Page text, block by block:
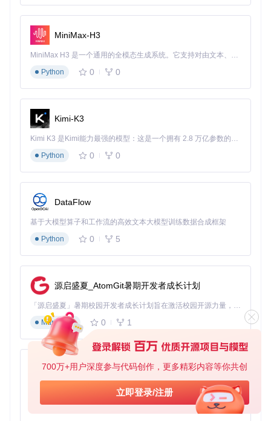
700万+用户深度参与代码创作，更多精彩内容等你共创
立即登录/注册
MiniMax-H3
MiniMax H3 是一个通用的全模态生成系统。它支持对由文本、图像、视频和音频组成的多模态上下文进行统一理解，并能生成分辨率高达 2K、时长可达 15 秒的带原生立体声音频的视频。得益于面向任务泛化的系统设计，H3 在预训练阶段就已具备广泛的多模态上下文理解与生成能力，能够出色地执行复杂的多模态指令。
Python
0 0
Kimi-K3
Kimi K3 是Kimi能力最强的模型：这是一个拥有 2.8 万亿参数的混合专家（MoE）模型，具备原生视觉理解能力，并支持 100 万 token 的上下文窗口。
Python
0 0
DataFlow
基于大模型算子和工作流的高效文本大模型训练数据合成框架
Python
0 5
源启盛夏_AtomGit暑期开发者成长计划
「源启盛夏」暑期校园开发者成长计划旨在激活校园开源力量，通过积分激励、认证扶持、资源倾斜等形式，引导高校组织和开发者完成「入驻 — 建项目 — 做贡献 — 获认证 — 得资源」的完整闭环。无论你是想带领社团入驻平台的组织者，还是希望用代码贡献证明自己的开发者，都能在这里找到属于你的成长路径。
Markdown
0 1
py-xiaozhi
基于Python的Xiaozhi AI，适用于想要完整Xiaozhi体验而无需拥有专用硬件的用户。
Python
0 1